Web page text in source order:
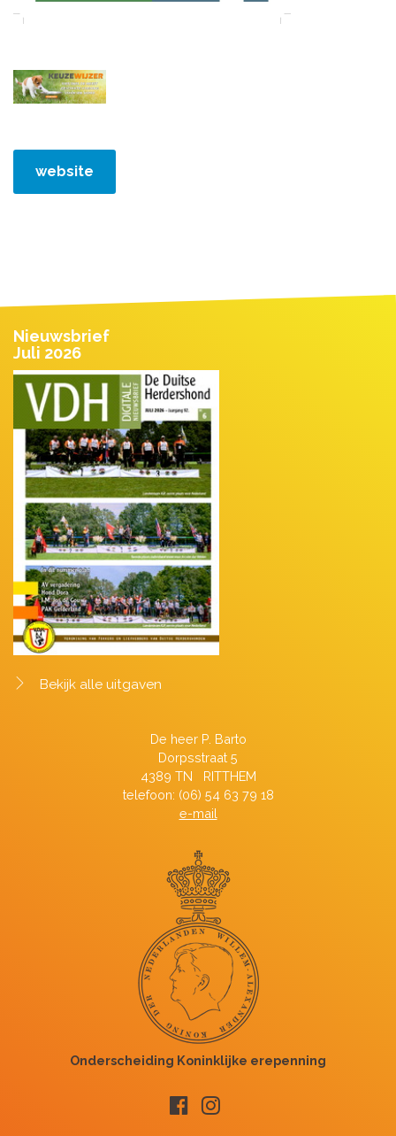
website
Nieuwsbrief
Juli 2026
Bekijk alle uitgaven
De heer P. Barto
Dorpsstraat 5
4389 TN RITTHEM
telefoon: (06) 54 63 79 18
e-mail